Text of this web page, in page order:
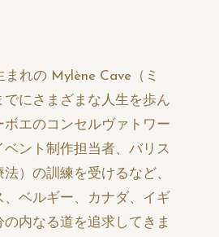
れの Mylène Cave（ミ
にさまざまな人生を歩ん
エのコンセルヴァトワー
ント制作担当者、バリス
）の訓練を受けるなど、
ベルギー、カナダ、イギ
内なる道を追求してきま